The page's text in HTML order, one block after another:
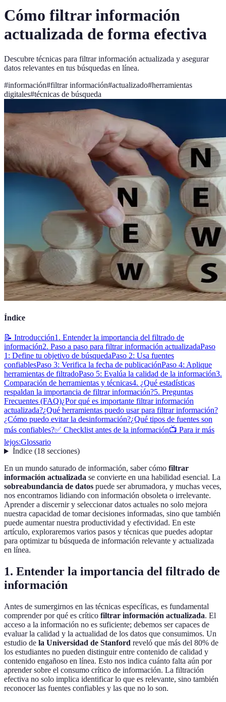
Cómo filtrar información
actualizada de forma efectiva
Descubre técnicas para filtrar información actualizada y asegurar
datos relevantes en tus búsquedas en línea.
#información#filtrar información#actualizado#herramientas
digitales#técnicas de búsqueda
Índice
📝 Introducción1. Entender la importancia del filtrado de
información2. Paso a paso para filtrar información actualizadaPaso
1: Define tu objetivo de búsquedaPaso 2: Usa fuentes
confiablesPaso 3: Verifica la fecha de publicaciónPaso 4: Aplique
herramientas de filtradoPaso 5: Evalúa la calidad de la información3.
Comparación de herramientas y técnicas4. ¿Qué estadísticas
respaldan la importancia de filtrar información?5. Preguntas
Frecuentes (FAQ)¿Por qué es importante filtrar información
actualizada?¿Qué herramientas puedo usar para filtrar información?
¿Cómo puedo evitar la desinformación?¿Qué tipos de fuentes son
más confiables?✅ Checklist antes de la información📺 Para ir más
lejos:Glossario
Índice(18 secciones)
En un mundo saturado de información, saber cómo filtrar
información actualizada se convierte en una habilidad esencial. La
sobreabundancia de datos puede ser abrumadora, y muchas veces,
nos encontramos lidiando con información obsoleta o irrelevante.
Aprender a discernir y seleccionar datos actuales no solo mejora
nuestra capacidad de tomar decisiones informadas, sino que también
puede aumentar nuestra productividad y efectividad. En este
artículo, exploraremos varios pasos y técnicas que puedes adoptar
para optimizar tu búsqueda de información relevante y actualizada
en línea.
1. Entender la importancia del filtrado de
información
Antes de sumergirnos en las técnicas específicas, es fundamental
comprender por qué es crítico filtrar información actualizada. El
acceso a la información no es suficiente; debemos ser capaces de
evaluar la calidad y la actualidad de los datos que consumimos. Un
estudio de la Universidad de Stanford reveló que más del 80% de
los estudiantes no pueden distinguir entre contenido de calidad y
contenido engañoso en línea. Esto nos indica cuánto falta aún por
aprender sobre el consumo crítico de información. La filtración
efectiva no solo implica identificar lo que es relevante, sino también
reconocer las fuentes confiables y las que no lo son.